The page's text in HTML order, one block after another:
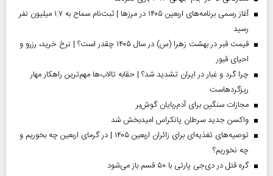
آغاز رسمی برنامه‌های اربعین ۱۴۰۵ در مرز‌ها | ثبت‌نام سماح به ۱.۷ میلیون نفر
رسید
قیمت قبر در بهشت زهرا (س) در سال ۱۴۰۵ چقدر است؟ | نرخ خرید، رزرو و
احیای قبور
چرا گرد و غبار در ایران تشدید شد؟ | حقابه تالاب‌ها مهم‌ترین راهکار مهار
ریزگردهاست
مجازات سنگین برای آدم‌ربایان گوش‌بر
واکسن جدید سرطان پانکراس امیدبخش شد
توصیه‌های تغذیه‌ای برای زائران اربعین ۱۴۰۵ | در گرمای اربعین چه بخوریم و
چه نخوریم؟
گره قتل در دی‌جی پارتی با ۵۰ قسم باز می‌شود